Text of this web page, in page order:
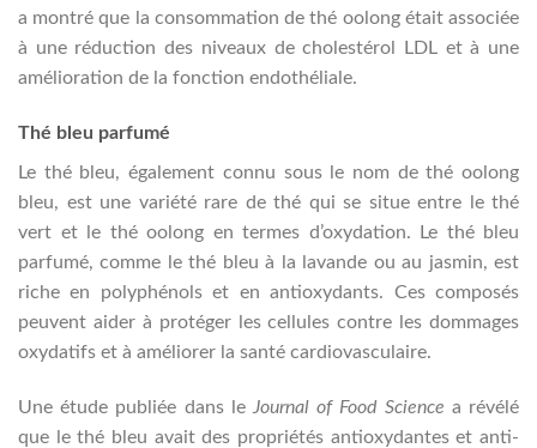
a montré que la consommation de thé oolong était associée
à une réduction des niveaux de cholestérol LDL et à une
amélioration de la fonction endothéliale.
Thé bleu parfumé
Le thé bleu, également connu sous le nom de thé oolong
bleu, est une variété rare de thé qui se situe entre le thé
vert et le thé oolong en termes d’oxydation. Le thé bleu
parfumé, comme le thé bleu à la lavande ou au jasmin, est
riche en polyphénols et en antioxydants. Ces composés
peuvent aider à protéger les cellules contre les dommages
oxydatifs et à améliorer la santé cardiovasculaire.
Une étude publiée dans le Journal of Food Science a révélé
que le thé bleu avait des propriétés antioxydantes et anti-